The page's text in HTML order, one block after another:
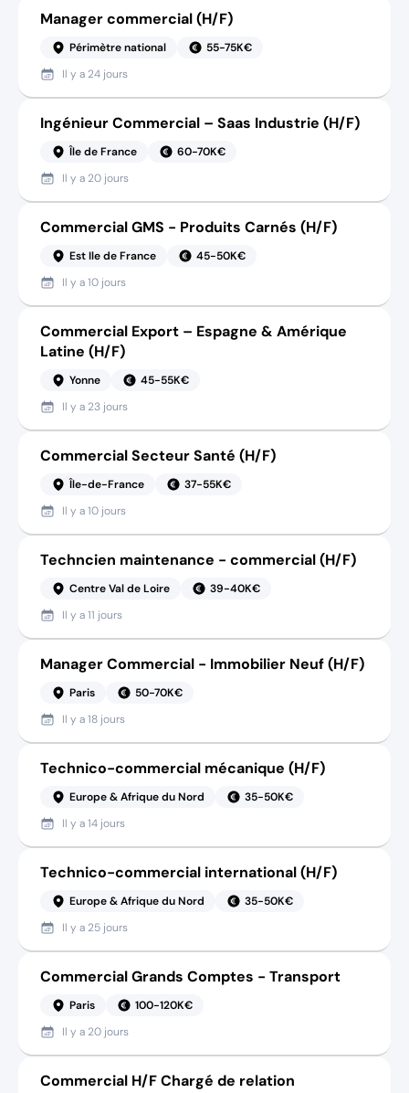
Manager commercial (H/F)
Périmètre national
55-75K€
Il y a 24 jours
Ingénieur Commercial – Saas Industrie (H/F)
Île de France
60-70K€
Il y a 20 jours
Commercial GMS - Produits Carnés (H/F)
Est Ile de France
45-50K€
Il y a10 jours
Commercial Export – Espagne & Amérique
Latine (H/F)
Yonne
45-55K€
Il y a 23 jours
Commercial Secteur Santé (H/F)
Île-de-France
37-55K€
Il y a10 jours
Techncien maintenance - commercial (H/F)
Centre Val de Loire
39-40K€
Il y a11 jours
Manager Commercial - Immobilier Neuf (H/F)
Paris
50-70K€
Il y a18 jours
Technico-commercial mécanique (H/F)
Europe & Afrique du Nord
35-50K€
Il y a14 jours
Technico-commercial international (H/F)
Europe & Afrique du Nord
35-50K€
Il y a 25 jours
Commercial Grands Comptes - Transport
Paris
100-120K€
Il y a 20 jours
Commercial H/F Chargé de relation